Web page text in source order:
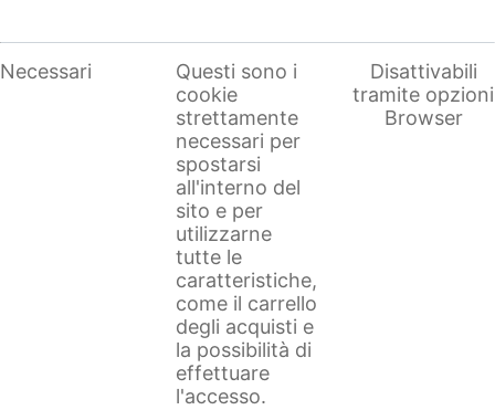
Necessari
Questi sono i
cookie
strettamente
necessari per
spostarsi
all'interno del
sito e per
utilizzarne
tutte le
caratteristiche,
come il carrello
degli acquisti e
la possibilità di
effettuare
l'accesso.
Disattivabili
tramite opzioni
Browser